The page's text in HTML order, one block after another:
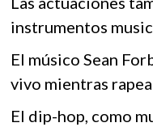
instrumentos
El músico Sean
vivo mientras
El dip-hop, como